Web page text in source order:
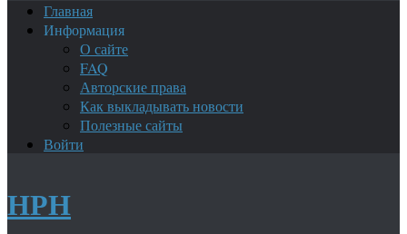
Главная
Информация
О сайте
FAQ
Авторские права
Как выкладывать новости
Полезные сайты
Войти
НРН